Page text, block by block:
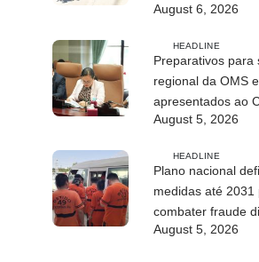
Internacional de
August 6, 2026
HEADLINE
Preparativos para
regional da OMS
apresentados ao
de Ministros
August 5, 2026
HEADLINE
Plano nacional
medidas até 2031
combater fraude
tráfico de pessoas
August 5, 2026